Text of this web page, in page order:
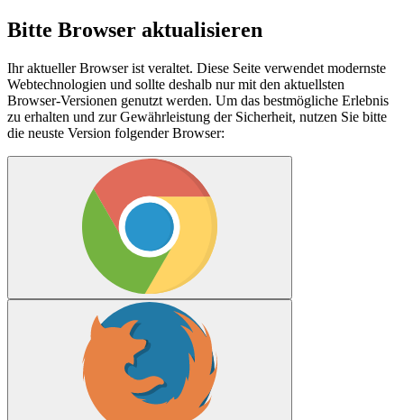
Bitte Browser aktualisieren
Ihr aktueller Browser ist veraltet. Diese Seite verwendet modernste
Webtechnologien und sollte deshalb nur mit den aktuellsten
Browser-Versionen genutzt werden. Um das bestmögliche Erlebnis
zu erhalten und zur Gewährleistung der Sicherheit, nutzen Sie bitte
die neuste Version folgender Browser: